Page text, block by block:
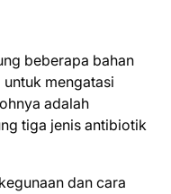
beberapa bahan
mengatasi
adalah
tiga jenis antibiotik
dan cara